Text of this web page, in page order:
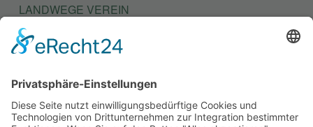
LANDWEGE VEREIN
LANDWEGE STIFTUNG
SATZUNG
BEITRAGSORDNUNG